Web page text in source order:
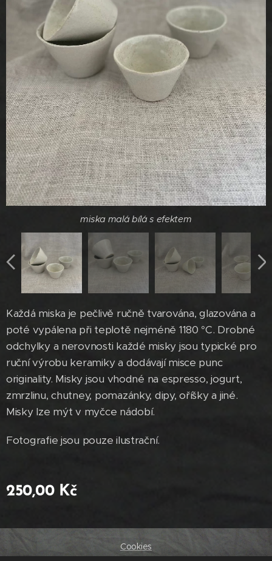
miska malá bílá s efektem
miska malá bílá s efektem
miska malá bílá s efektem
Každá miska je pečlivě ručně tvarována, glazována a
poté vypálena při teplotě nejméně 1180 °C. Drobné
odchylky a nerovnosti každé misky jsou typické pro
ruční výrobu keramiky a dodávají misce punc
originality. Misky jsou vhodné na espresso, jogurt,
zmrzlinu, chutney, pomazánky, dipy, oříšky a jiné.
Misky lze mýt v myčce nádobí.
Fotografie jsou pouze ilustrační.
250,00Kč
Cookies